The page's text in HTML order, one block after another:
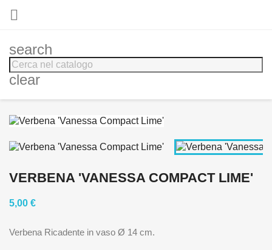

search
clear
VERBENA 'VANESSA COMPACT LIME'
5,00 €
Verbena Ricadente in vaso Ø 14 cm.